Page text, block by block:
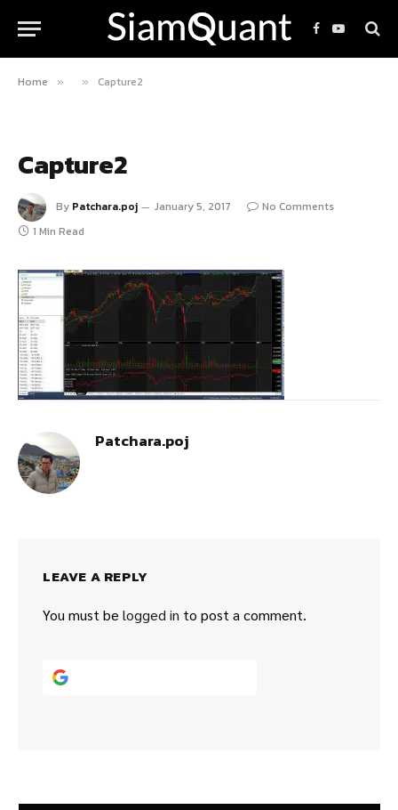
Facebook
YouTube
Home » » Capture2
Capture2
By Patchara.poj January 5, 2017
No Comments
1 Min Read
Patchara.poj
LEAVE A REPLY
You must be logged in to post a comment.